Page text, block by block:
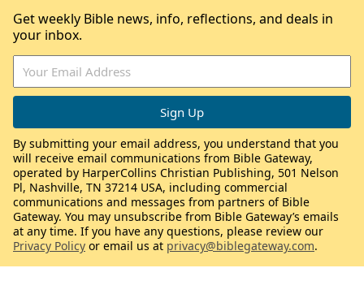
Get weekly Bible news, info, reflections, and deals in
your inbox.
By submitting your email address, you understand that you
will receive email communications from Bible Gateway,
operated by HarperCollins Christian Publishing, 501 Nelson
Pl, Nashville, TN 37214 USA, including commercial
communications and messages from partners of Bible
Gateway. You may unsubscribe from Bible Gateway’s emails
at any time. If you have any questions, please review our
Privacy Policy or email us at privacy@biblegateway.com.